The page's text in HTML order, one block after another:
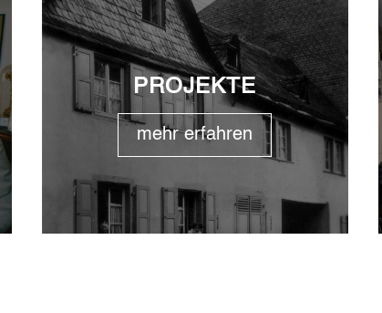
PROJEKTE
mehr erfahren